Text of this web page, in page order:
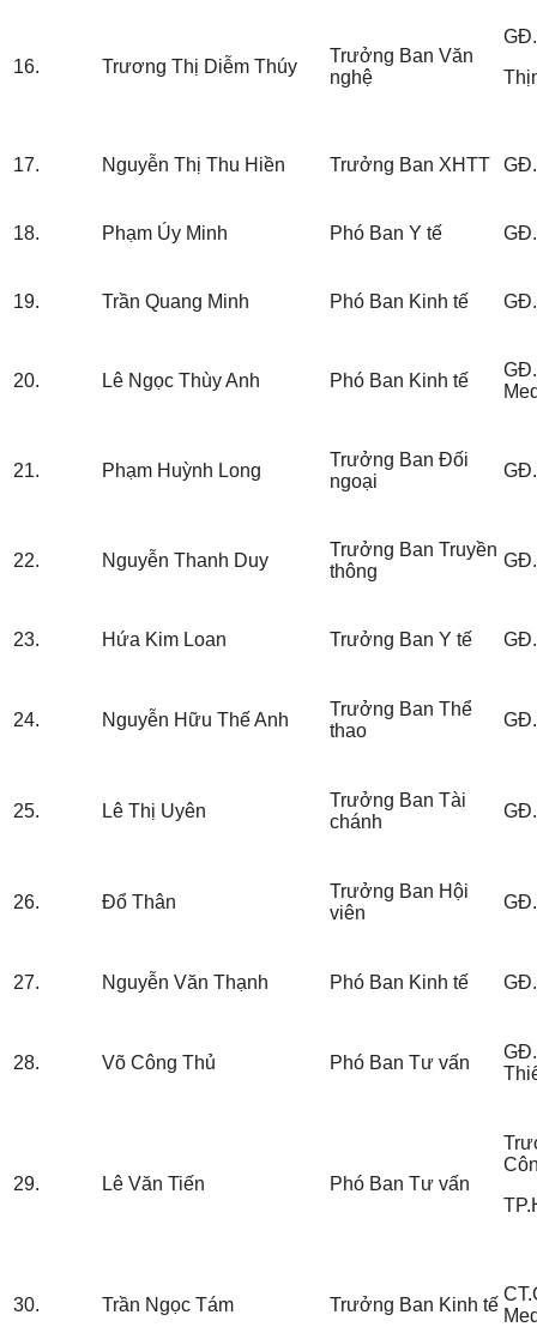
16. Trương Thị Diễm Thúy
Trưởng Ban Văn
nghệ
17. Nguyễn Thị Thu Hiền Trưởng Ban XHTT
18. Phạm Úy Minh Phó Ban Y tế
19. Trần Quang Minh Phó Ban Kinh tế
20. Lê Ngọc Thùy Anh Phó Ban Kinh tế
21. Phạm Huỳnh Long
Trưởng Ban Đối
ngoại
22. Nguyễn Thanh Duy
Trưởng Ban Truyền
thông
23. Hứa Kim Loan Trưởng Ban Y tế
24. Nguyễn Hữu Thế Anh
Trưởng Ban Thể
thao
25. Lê Thị Uyên
Trưởng Ban Tài
chánh
26. Đổ Thân
Trưởng Ban Hội
viên
27. Nguyễn Văn Thạnh Phó Ban Kinh tế
28. Võ Công Thủ Phó Ban Tư vấn
29. Lê Văn Tiến Phó Ban Tư vấn
30. Trần Ngọc Tám Trưởng Ban Kinh tế